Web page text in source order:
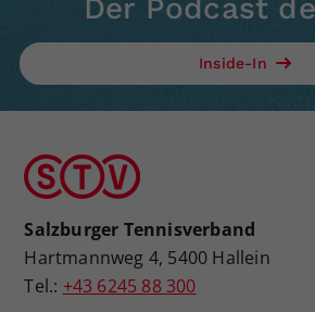
Der Podcast
Inside-In
Salzburger Tennisverband
Hartmannweg 4, 5400 Hallein
Tel.: +43 6245 88 300
Dieser Wert
zufällig generierte ID,